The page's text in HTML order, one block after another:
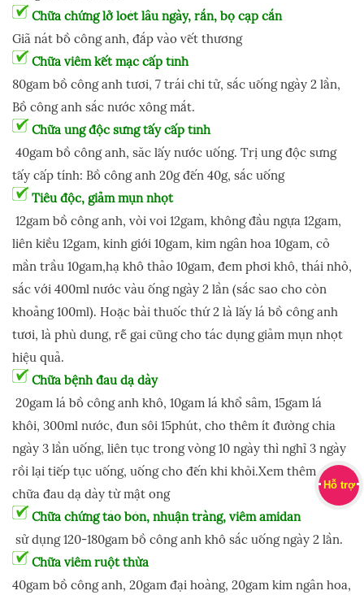
Chữa chứng lở loét lâu ngày, rắn, bọ cạp cắn
Giã nát bồ công anh, đắp vào vết thương
Chữa viêm kết mạc cấp tính
80gam bồ công anh tươi, 7 trái chi tử, sắc uống ngày 2 lần,
Bồ công anh sắc nước xông mắt.
Chữa ung độc sưng tấy cấp tính
40gam bồ công anh, săc lấy nước uống. Trị ung độc sưng
tấy cấp tính: Bồ công anh 20g đến 40g, sắc uống
Tiêu độc, giảm mụn nhọt
12gam bồ công anh, vòi voi 12gam, không đầu ngựa 12gam,
liên kiều 12gam, kinh giới 10gam, kim ngân hoa 10gam, cỏ
mần trầu 10gam,hạ khô thảo 10gam, đem phơi khô, thái nhỏ,
sắc với 400ml nước vàu ống ngày 2 lần (sắc sao cho còn
khoảng 100ml). Hoặc bài thuốc thứ 2 là lấy lá bồ công anh
tươi, là phù dung, rễ gai cũng cho tác dụng giảm mụn nhọt
hiệu quả.
Chữa bệnh đau dạ dày
20gam lá bồ công anh khô, 10gam lá khổ sâm, 15gam lá
khôi, 300ml nước, đun sôi 15phút, cho thêm ít đường chia
ngày 3 lần uống, liên tục trong vòng 10 ngày thì nghỉ 3 ngày
rồi lại tiếp tục uống, uống cho đến khi khỏi.Xem thêm cách
chữa đau dạ dày từ mật ong
Chữa chứng táo bón, nhuận tràng, viêm amidan
sử dụng 120-180gam bồ công anh khô sắc uống ngày 2 lần.
Chữa viêm ruột thừa
40gam bồ công anh, 20gam đại hoàng, 20gam kim ngân hoa,
Hỗ trợ